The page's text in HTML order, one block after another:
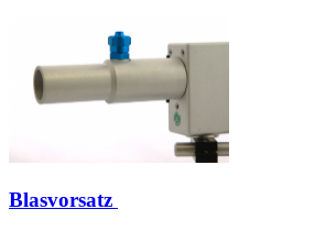
Blasvorsatz